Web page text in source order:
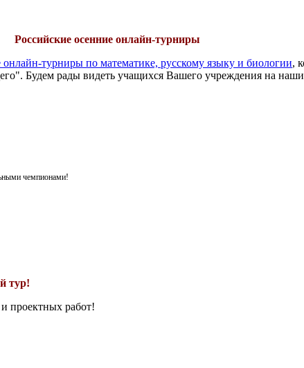
Российские осенние онлайн-турниры
онлайн-турниры по математике, русскому языку и биологии,
Будем рады видеть учащихся Вашего учреждения на
чемпионами!
тур!
проектных работ!